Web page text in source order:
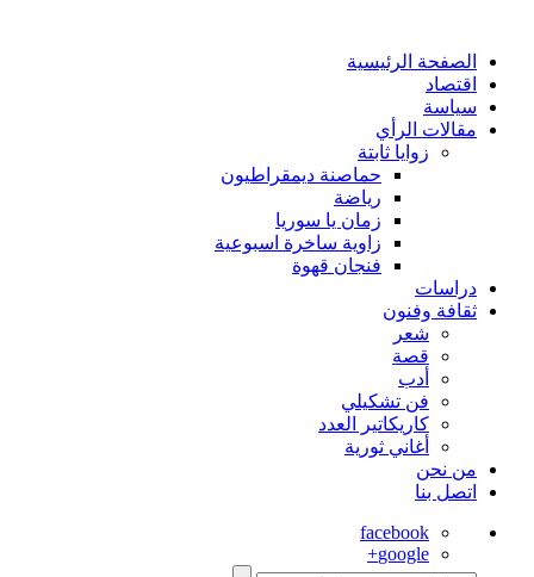
الصفحة الرئيسية
اقتصاد
سياسة
مقالات الرأي
زوايا ثابتة
حماصنة ديمقراطيون
رياضة
زمان يا سوريا
زاوية ساخرة اسبوعية
فنجان قهوة
دراسات
ثقافة وفنون
شعر
قصة
أدب
فن تشكيلي
كاريكاتير العدد
أغاني ثورية
من نحن
اتصل بنا
facebook
google+